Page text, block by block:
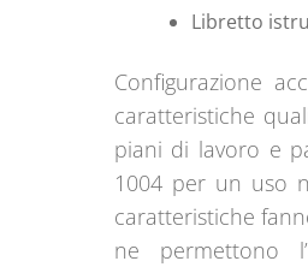
Libretto
Configurazione
caratteristiche
piani di lavoro e
1004 per un uso
caratteristiche
ne permettono